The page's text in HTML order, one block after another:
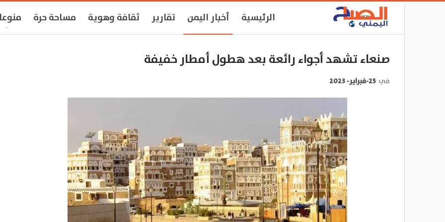
الرئيسية أخبار اليمن تقارير ثقافة وهوية مساحة حرة
صنعاء تشهد أجواء رائعة بعد هطول أمطار خفيفة
في 25-فبراير- 2023